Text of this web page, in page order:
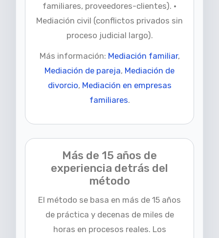
familiares, proveedores-clientes). •
Mediación civil (conflictos privados sin
proceso judicial largo).
Más información: Mediación familiar,
Mediación de pareja, Mediación de
divorcio, Mediación en empresas
familiares.
Más de 15 años de
experiencia detrás del
método
El método se basa en más de 15 años
de práctica y decenas de miles de
horas en procesos reales. Los